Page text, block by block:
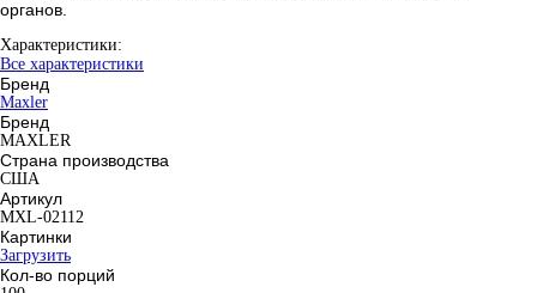
органов.
Характеристики:
Все характеристики
Бренд
Maxler
Бренд
MAXLER
Страна производства
США
Артикул
MXL-02112
Картинки
Загрузить
Кол-во порций